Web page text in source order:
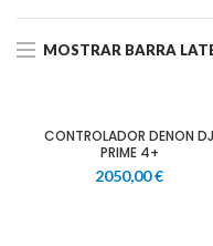
MOSTRAR BARRA
CONTROLADOR DENON DJ
PRIME 4+
2050,00€